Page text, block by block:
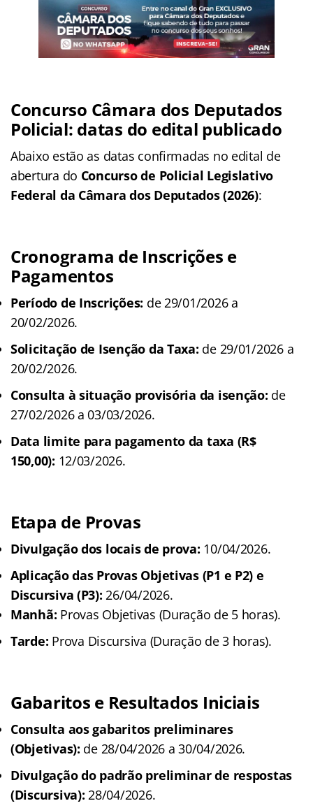
Concurso Câmara dos Deputados
Policial: datas do edital publicado
Abaixo estão as datas confirmadas no edital de
abertura do Concurso de Policial Legislativo
Federal da Câmara dos Deputados (2026):
Cronograma de Inscrições e
Pagamentos
Período de Inscrições: de 29/01/2026 a
20/02/2026.
Solicitação de Isenção da Taxa: de 29/01/2026 a
20/02/2026.
Consulta à situação provisória da isenção: de
27/02/2026 a 03/03/2026.
Data limite para pagamento da taxa (R$
150,00): 12/03/2026.
Etapa de Provas
Divulgação dos locais de prova: 10/04/2026.
Aplicação das Provas Objetivas (P1 e P2) e
Discursiva (P3): 26/04/2026.
Manhã: Provas Objetivas (Duração de 5 horas).
Tarde: Prova Discursiva (Duração de 3 horas).
Gabaritos e Resultados Iniciais
Consulta aos gabaritos preliminares
(Objetivas): de 28/04/2026 a 30/04/2026.
Divulgação do padrão preliminar de respostas
(Discursiva): 28/04/2026.